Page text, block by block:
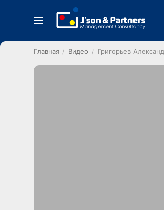
Главная Видео Григорьев